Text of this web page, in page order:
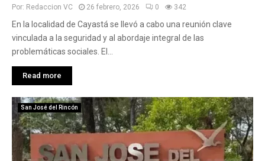
Por: Redaccion VC 26 febrero, 2026 0 342
En la localidad de Cayastá se llevó a cabo una reunión clave
vinculada a la seguridad y al abordaje integral de las
problemáticas sociales. El...
Read more
San José del Rincón